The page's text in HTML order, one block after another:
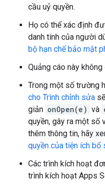
cầu uỷ quyền.
Họ có thể xác định
danh tính của người
bộ hạn chế bảo mật
Quảng cáo này
Trong một số trường
cho Trình chỉnh sửa
giản onOpen(e) và
quyền, gây ra một số
thêm thông tin, hãy
quyền của tiện ích bổ
Các trình kích hoạt
trình kích hoạt Apps